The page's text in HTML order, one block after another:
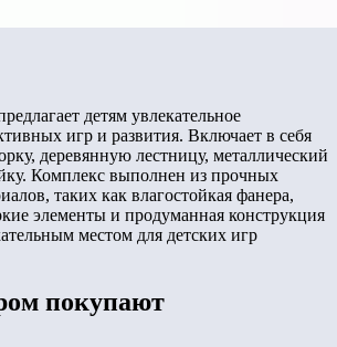
детям увлекательное
игр и развития. Включает в себя
деревянную лестницу, металлический
Комплекс выполнен из прочных
таких как влагостойкая фанера,
элементы и продуманная конструкция
местом для детских игр
покупают